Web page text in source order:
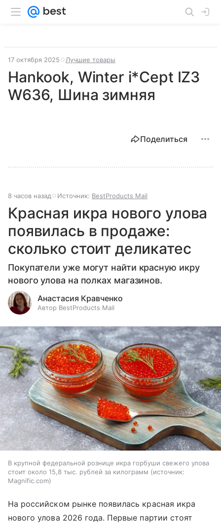
17 октября 2025 Лучшие товары
Hankook, Winter i*Cept IZ3
W636, Шина зимняя
Поделиться
8 часов назад Источник: BestProducts Mail
Красная икра нового улова
появилась в продаже:
сколько стоит деликатес
Покупатели уже могут найти красную икру
нового улова на полках магазинов.
Анастасия Кравченко
Автор BestProducts Mail
В крупной федеральной рознице икра горбуши свежего улова
стоит около 15,8 тыс. рублей за килограмм
источник:
Magnific.com
На российском рынке появилась красная икра
нового улова 2026 года. Первые партии стоят